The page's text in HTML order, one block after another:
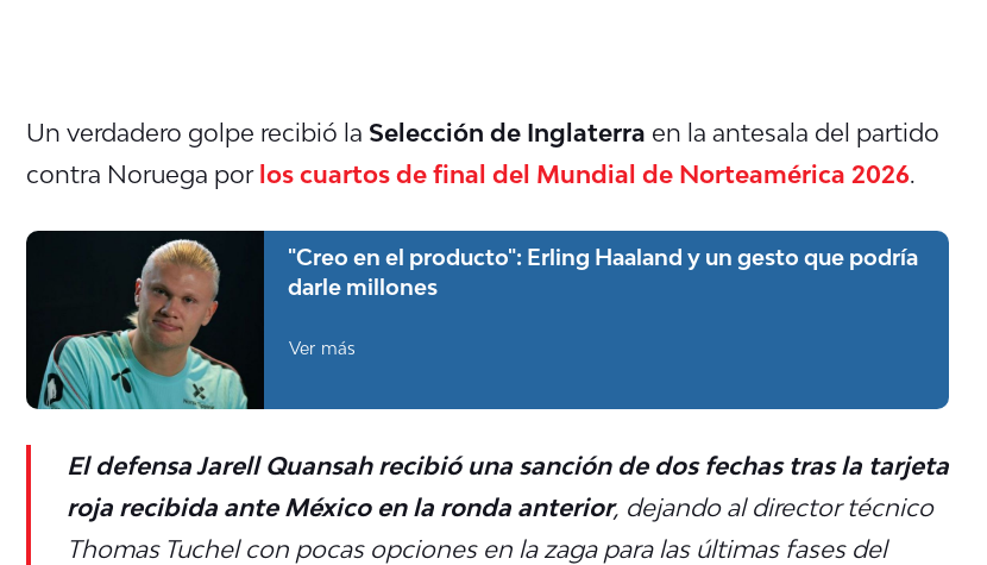
Un verdadero golpe recibió la Selección de Inglaterra en la antesala del partido
contra Noruega porlos cuartos de final del Mundial de Norteamérica 2026
"Creo en el producto": Erling Haaland y un gesto que podría
darle millones
Ver más
El defensa Jarell Quansah recibió una sanción de dos fechas tras la tarjeta
roja recibida ante México en la ronda anterior, dejando al director técnico
Thomas Tuchel con pocas opciones en la zaga para las últimas fases del